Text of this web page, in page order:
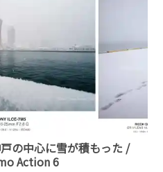
の中心に雪が積もった /
Action 6